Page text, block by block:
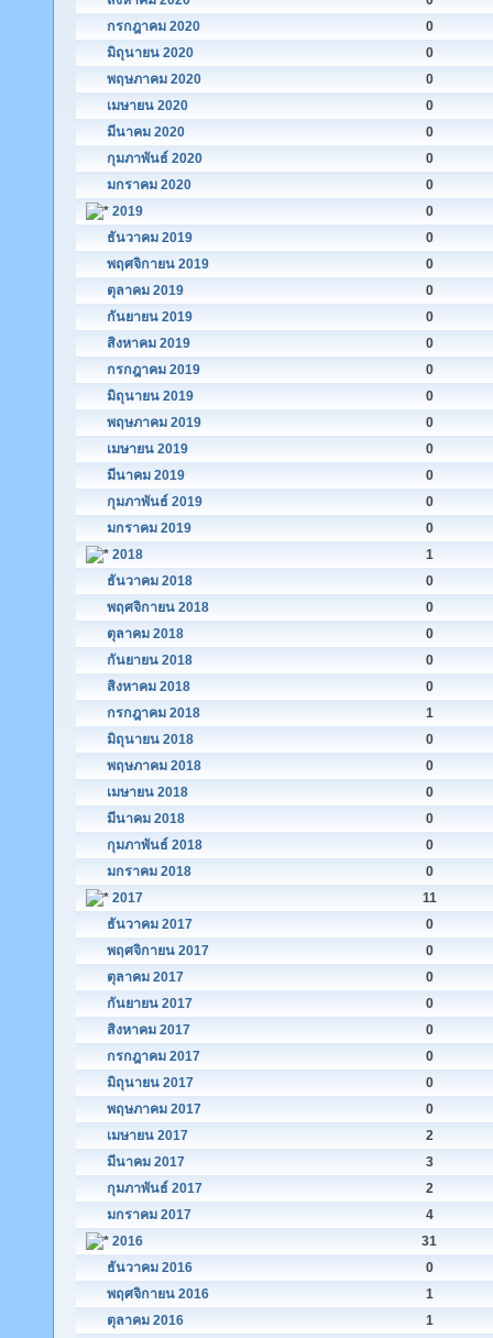
กรกฎาคม 2020
0
มิถุนายน 2020
0
พฤษภาคม 2020
0
เมษายน 2020
0
มีนาคม 2020
0
กุมภาพันธ์ 2020
0
มกราคม 2020
0
2019
0
ธันวาคม 2019
0
พฤศจิกายน 2019
0
ตุลาคม 2019
0
กันยายน 2019
0
สิงหาคม 2019
0
กรกฎาคม 2019
0
มิถุนายน 2019
0
พฤษภาคม 2019
0
เมษายน 2019
0
มีนาคม 2019
0
กุมภาพันธ์ 2019
0
มกราคม 2019
0
2018
1
ธันวาคม 2018
0
พฤศจิกายน 2018
0
ตุลาคม 2018
0
กันยายน 2018
0
สิงหาคม 2018
0
กรกฎาคม 2018
1
มิถุนายน 2018
0
พฤษภาคม 2018
0
เมษายน 2018
0
มีนาคม 2018
0
กุมภาพันธ์ 2018
0
มกราคม 2018
0
2017
11
ธันวาคม 2017
0
พฤศจิกายน 2017
0
ตุลาคม 2017
0
กันยายน 2017
0
สิงหาคม 2017
0
กรกฎาคม 2017
0
มิถุนายน 2017
0
พฤษภาคม 2017
0
เมษายน 2017
2
มีนาคม 2017
3
กุมภาพันธ์ 2017
2
มกราคม 2017
4
2016
31
ธันวาคม 2016
0
พฤศจิกายน 2016
1
ตุลาคม 2016
1